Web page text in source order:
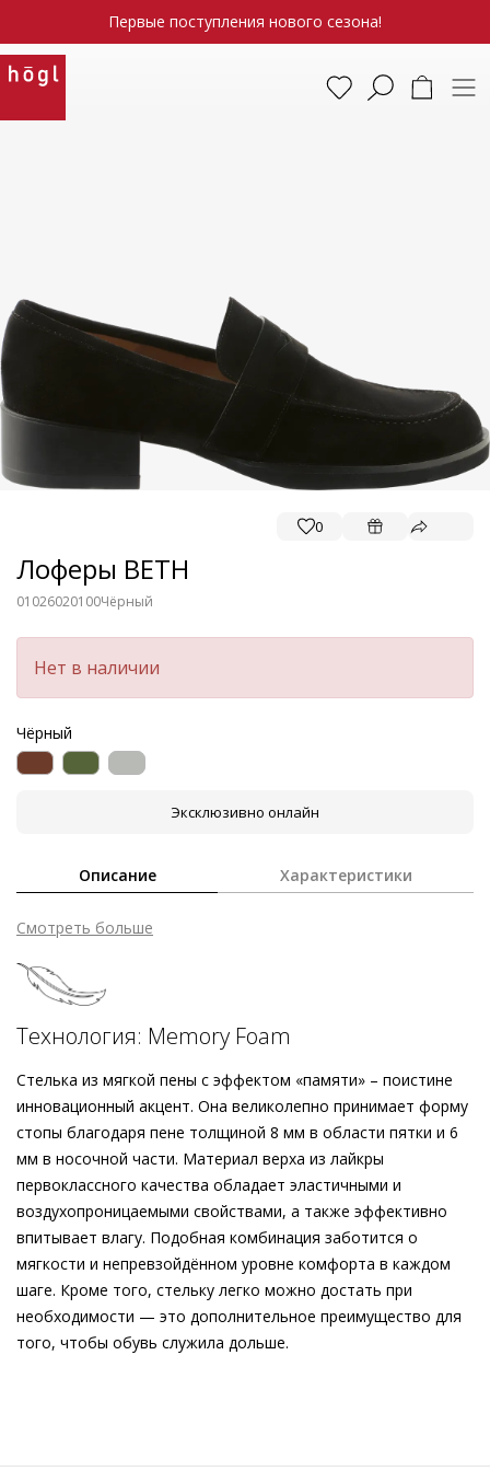
Первые поступления нового сезона!
0
Лоферы BETH
01026020100Чёрный
Нет в наличии
Чёрный
Эксклюзивно онлайн
Описание Характеристики
Смотреть больше
Технология: Memory Foam
Стелька из мягкой пены с эффектом «памяти» – поистине
инновационный акцент. Она великолепно принимает форму
стопы благодаря пене толщиной 8 мм в области пятки и 6
мм в носочной части. Материал верха из лайкры
первоклассного качества обладает эластичными и
воздухопроницаемыми свойствами, а также эффективно
впитывает влагу. Подобная комбинация заботится о
мягкости и непревзойдённом уровне комфорта в каждом
шаге. Кроме того, стельку легко можно достать при
необходимости — это дополнительное преимущество для
того, чтобы обувь служила дольше.